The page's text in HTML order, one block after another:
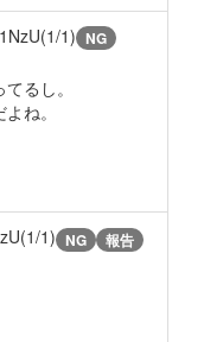
1) NG
るし。
ね。
1) NG 報告